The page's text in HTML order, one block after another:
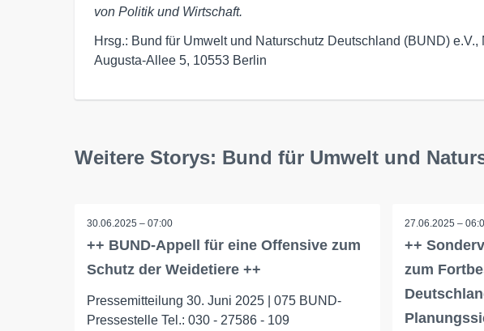
von Politik und Wirtschaft.
Hrsg.: Bund für Umwelt und Naturschutz Deutschland (BUND) e.V.,
Augusta-Allee 5, 10553 Berlin
Weitere Storys: Bund für Umwelt und
30.06.2025 – 07:00
++ BUND-Appell für eine Offensive zum
Schutz der Weidetiere ++
Pressemitteilung 30. Juni 2025 | 075 BUND-
Pressestelle Tel.: 030 - 27586 - 109
27.06.2025 –
++
zum